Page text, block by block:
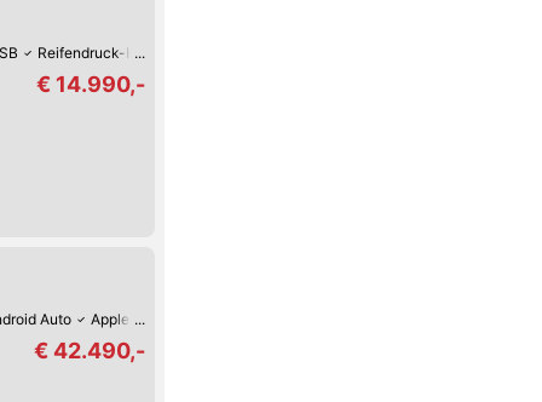
Reifendruck-Kontrolle
€ 14.990,-
Auto Apple CarPlay
€ 42.490,-